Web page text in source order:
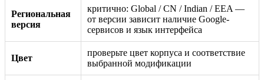
Региональная
версия
критично: Global / CN / Indian / EEA —
от версии зависит наличие Google-
сервисов и язык интерфейса
Цвет
проверьте цвет корпуса и соответствие
выбранной модификации